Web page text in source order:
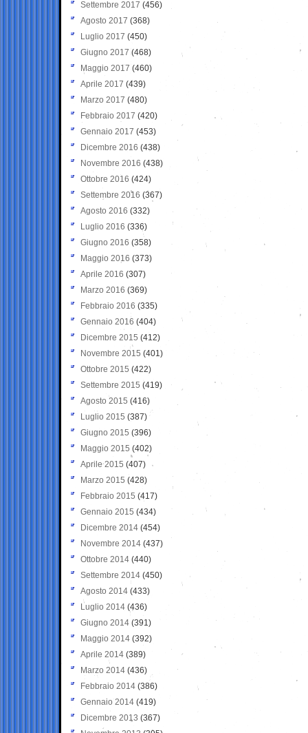
Settembre 2017 (456)
Agosto 2017 (368)
Luglio 2017 (450)
Giugno 2017 (468)
Maggio 2017 (460)
Aprile 2017 (439)
Marzo 2017 (480)
Febbraio 2017 (420)
Gennaio 2017 (453)
Dicembre 2016 (438)
Novembre 2016 (438)
Ottobre 2016 (424)
Settembre 2016 (367)
Agosto 2016 (332)
Luglio 2016 (336)
Giugno 2016 (358)
Maggio 2016 (373)
Aprile 2016 (307)
Marzo 2016 (369)
Febbraio 2016 (335)
Gennaio 2016 (404)
Dicembre 2015 (412)
Novembre 2015 (401)
Ottobre 2015 (422)
Settembre 2015 (419)
Agosto 2015 (416)
Luglio 2015 (387)
Giugno 2015 (396)
Maggio 2015 (402)
Aprile 2015 (407)
Marzo 2015 (428)
Febbraio 2015 (417)
Gennaio 2015 (434)
Dicembre 2014 (454)
Novembre 2014 (437)
Ottobre 2014 (440)
Settembre 2014 (450)
Agosto 2014 (433)
Luglio 2014 (436)
Giugno 2014 (391)
Maggio 2014 (392)
Aprile 2014 (389)
Marzo 2014 (436)
Febbraio 2014 (386)
Gennaio 2014 (419)
Dicembre 2013 (367)